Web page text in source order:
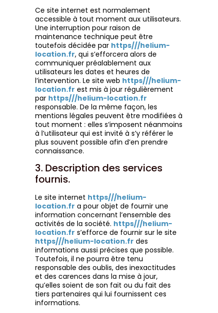
Ce site internet est normalement
accessible à tout moment aux utilisateurs.
Une interruption pour raison de
maintenance technique peut être
toutefois décidée par https///helium-
location.fr, qui s’efforcera alors de
communiquer préalablement aux
utilisateurs les dates et heures de
l’intervention. Le site web https///helium-
location.fr est mis à jour régulièrement
par https///helium-location.fr
responsable. De la même façon, les
mentions légales peuvent être modifiées à
tout moment : elles s’imposent néanmoins
à l’utilisateur qui est invité à s’y référer le
plus souvent possible afin d’en prendre
connaissance.
3. Description des services
fournis.
Le site internet https///helium-
location.fr a pour objet de fournir une
information concernant l’ensemble des
activités de la société. https///helium-
location.fr s’efforce de fournir sur le site
https///helium-location.fr des
informations aussi précises que possible.
Toutefois, il ne pourra être tenu
responsable des oublis, des inexactitudes
et des carences dans la mise à jour,
qu’elles soient de son fait ou du fait des
tiers partenaires qui lui fournissent ces
informations.